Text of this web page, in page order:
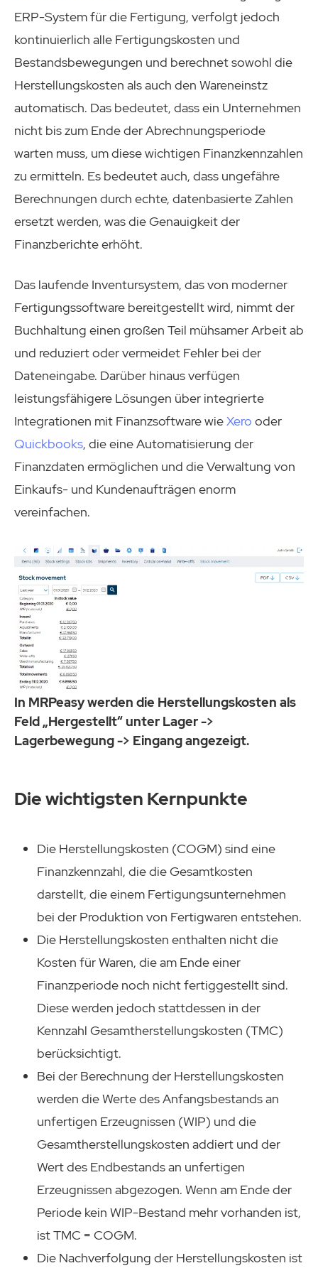
ERP-System für die Fertigung, verfolgt jedoch
kontinuierlich alle Fertigungskosten und
Bestandsbewegungen und berechnet sowohl die
Herstellungskosten als auch den Wareneinstz
automatisch. Das bedeutet, dass ein Unternehmen
nicht bis zum Ende der Abrechnungsperiode
warten muss, um diese wichtigen Finanzkennzahlen
zu ermitteln. Es bedeutet auch, dass ungefähre
Berechnungen durch echte, datenbasierte Zahlen
ersetzt werden, was die Genauigkeit der
Finanzberichte erhöht.
Das laufende Inventursystem, das von moderner
Fertigungssoftware bereitgestellt wird, nimmt der
Buchhaltung einen großen Teil mühsamer Arbeit ab
und reduziert oder vermeidet Fehler bei der
Dateneingabe. Darüber hinaus verfügen
leistungsfähigere Lösungen über integrierte
Integrationen mit Finanzsoftware wieXero oder
Quickbooks, die eine Automatisierung der
Finanzdaten ermöglichen und die Verwaltung von
Einkaufs- und Kundenaufträgen enorm
vereinfachen.
In MRPeasy werden die Herstellungskosten als
Feld „Hergestellt“ unter Lager ->
Lagerbewegung -> Eingang angezeigt.
Die wichtigsten Kernpunkte
Die Herstellungskosten (COGM) sind eine
Finanzkennzahl, die die Gesamtkosten
darstellt, die einem Fertigungsunternehmen
bei der Produktion von Fertigwaren entstehen.
Die Herstellungskosten enthalten nicht die
Kosten für Waren, die am Ende einer
Finanzperiode noch nicht fertiggestellt sind.
Diese werden jedoch stattdessen in der
Kennzahl Gesamtherstellungskosten (TMC)
berücksichtigt.
Bei der Berechnung der Herstellungskosten
werden die Werte des Anfangsbestands an
unfertigen Erzeugnissen (WIP) und die
Gesamtherstellungskosten addiert und der
Wert des Endbestands an unfertigen
Erzeugnissen abgezogen. Wenn am Ende der
Periode kein WIP-Bestand mehr vorhanden ist,
ist TMC = COGM.
Die Nachverfolgung der Herstellungskosten ist